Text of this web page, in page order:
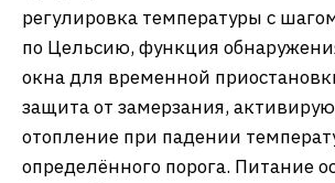
регулировка температуры с
по Цельсию, функция
окна для временной
защита от замерзания,
отопление при падении
определённого порога. Питание